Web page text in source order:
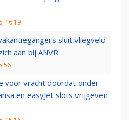
16:19
sluit vliegveld
aan bij ANVR
voor vracht doordat onder
en easyJet slots vrijgeven